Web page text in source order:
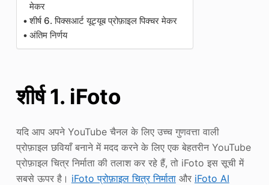
मेकर
शीर्ष 6. पिक्सआर्ट यूट्यूब प्रोफ़ाइल पिक्चर मेकर
अंतिम निर्णय
शीर्ष 1. iFoto
यदि आप अपने YouTube चैनल के लिए उच्च गुणवत्ता वाली
प्रोफ़ाइल छवियाँ बनाने में मदद करने के लिए एक बेहतरीन YouTube
प्रोफ़ाइल चित्र निर्माता की तलाश कर रहे हैं, तो iFoto इस सूची में
सबसे ऊपर है। iFoto प्रोफ़ाइल चित्र निर्माताऔर iFoto AI